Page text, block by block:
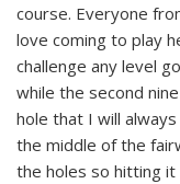
course. Everyone
love coming to play
challenge any level
while the second
hole that I will
the middle of the
the holes so hitting